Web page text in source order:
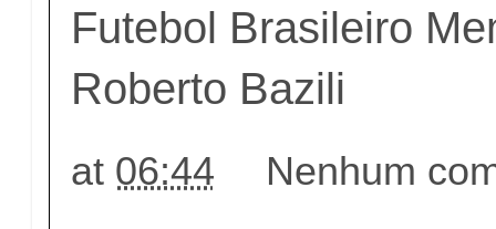
Futebol Brasileiro
Roberto Bazili
at 06:44 Nenhum